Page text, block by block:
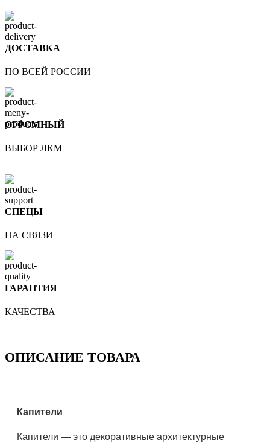
ДОСТАВКА
ПО ВСЕЙ РОССИИ
ОГРОМНЫЙ
ВЫБОР ЛКМ
СПЕЦЫ
НА СВЯЗИ
ГАРАНТИЯ
КАЧЕСТВА
ОПИСАНИЕ ТОВАРА
Капители
Капители — это декоративные архитектурные